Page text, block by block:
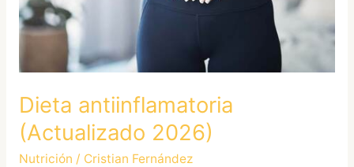
Dieta antiinflamatoria
(Actualizado 2026)
Nutrición / Cristian Fernández